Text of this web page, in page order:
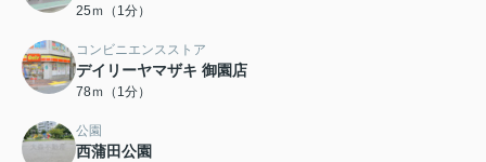
25ｍ（1分）
コンビニエンスストア
デイリーヤマザキ 御園店
78ｍ（1分）
公園
西蒲田公園